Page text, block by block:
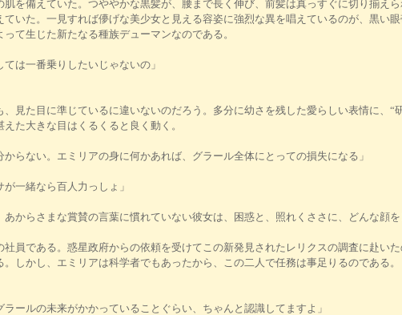
を備えていた。つややかな黒髪が、腰まで長く伸び、前髪は真っすぐに切り揃え
いた。一見すれば儚げな美少女と見える容姿に強烈な異を唱えているのが、黒い
て生じた新たなる種族デューマンなのである。
は一番乗りしたいじゃないの」
見た目に準じているに違いないのだろう。多分に幼さを残した愛らしい表情に、“
た大きな目はくるくると良く動く。
らない。エミリアの身に何かあれば、グラール全体にとっての損失になる」
一緒なら百人力っしょ」
らさまな賞賛の言葉に慣れていない彼女は、困惑と、照れくささに、どんな顔を
員である。惑星政府からの依頼を受けてこの新発見されたレリクスの調査に赴い
しかし、エミリアは科学者でもあったから、この二人で任務は事足りるのである
ールの未来がかかっていることぐらい、ちゃんと認識してますよ」